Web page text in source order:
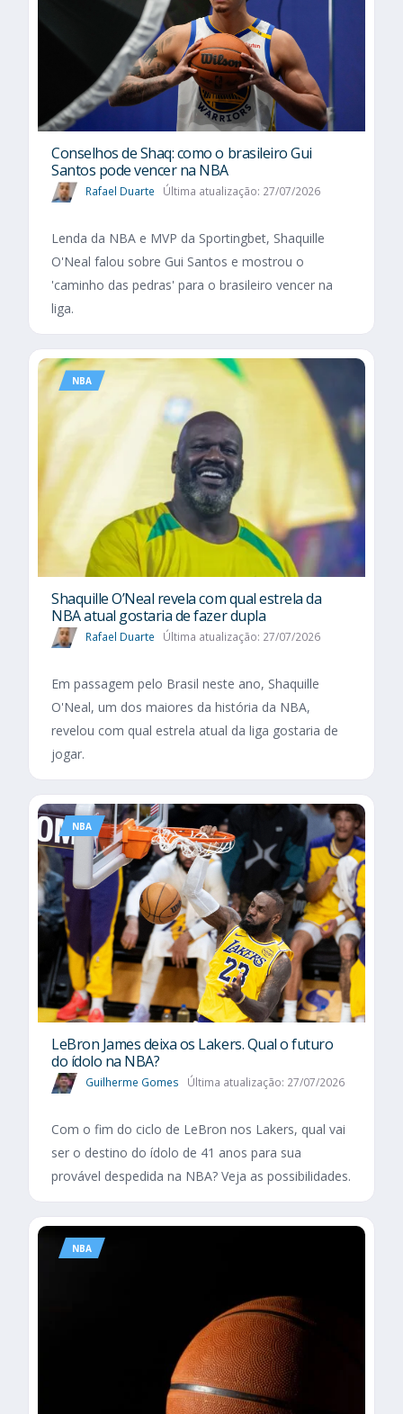
Conselhos de Shaq: como o brasileiro Gui
Santos pode vencer na NBA
Rafael Duarte Última atualização: 27/07/2026
Lenda da NBA e MVP da Sportingbet, Shaquille
O'Neal falou sobre Gui Santos e mostrou o
'caminho das pedras' para o brasileiro vencer na
liga.
NBA
Shaquille O’Neal revela com qual estrela da
NBA atual gostaria de fazer dupla
Rafael Duarte Última atualização: 27/07/2026
Em passagem pelo Brasil neste ano, Shaquille
O'Neal, um dos maiores da história da NBA,
revelou com qual estrela atual da liga gostaria de
jogar.
NBA
LeBron James deixa os Lakers. Qual o futuro
do ídolo na NBA?
Guilherme Gomes Última atualização: 27/07/2026
Com o fim do ciclo de LeBron nos Lakers, qual vai
ser o destino do ídolo de 41 anos para sua
provável despedida na NBA? Veja as possibilidades.
NBA